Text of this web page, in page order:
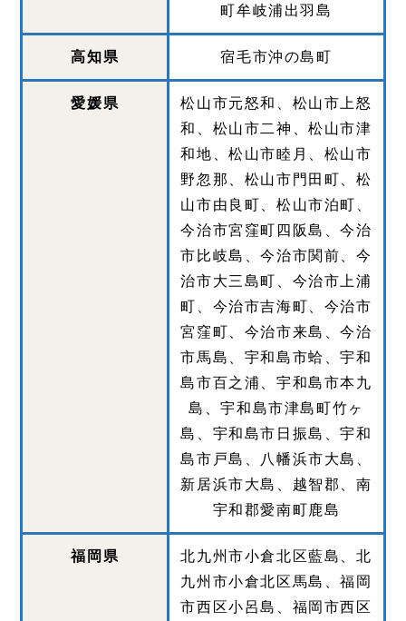
町牟岐浦出羽島
高知県 宿毛市沖の島町
愛媛県
松山市元怒和、松山市上怒
和、松山市二神、松山市津
和地、松山市睦月、松山市
野忽那、松山市門田町、松
山市由良町、松山市泊町、
今治市宮窪町四阪島、今治
市比岐島、今治市関前、今
治市大三島町、今治市上浦
町、今治市吉海町、今治市
宮窪町、今治市来島、今治
市馬島、宇和島市蛤、宇和
島市百之浦、宇和島市本九
島、宇和島市津島町竹ヶ
島、宇和島市日振島、宇和
島市戸島、八幡浜市大島、
新居浜市大島、越智郡、南
宇和郡愛南町鹿島
福岡県
北九州市小倉北区藍島、北
九州市小倉北区馬島、福岡
市西区小呂島、福岡市西区